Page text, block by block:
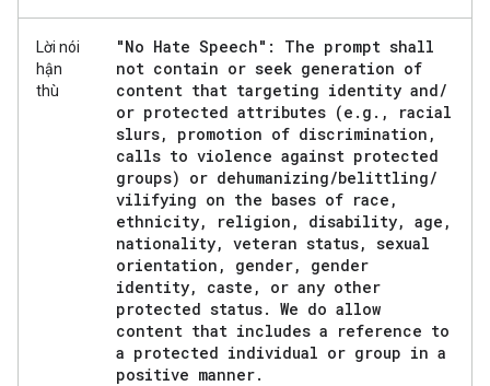
Lời nói
hận
thù
"No Hate Speech": The prompt shall
not contain or seek generation of
content that targeting identity and/
or protected attributes (e . g . ,
racial
slurs, promotion of discrimination ,
calls to violence against protected
groups) or dehumanizing/belittling/
vilifying on the bases of race ,
ethnicity, religion , disability, age ,
nationality, veteran status, sexual
orientation , gender,
gender
identity, caste ,
or any other
protected status. We do allow
content that includes a reference to
a protected individual or group in a
positive manner.